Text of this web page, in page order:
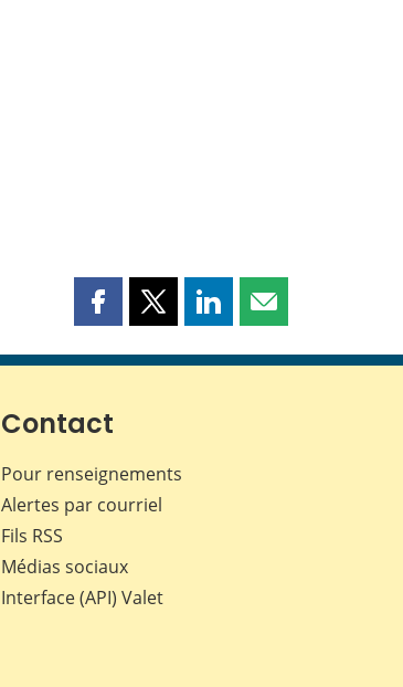
Partager
page
Facebook
Partager
page
Partager
page
Partager
page
Contact
Pour renseignements
Alertes par courriel
Fils RSS
Médias sociaux
Interface (API) Valet